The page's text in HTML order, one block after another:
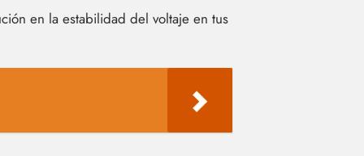
en la estabilidad del voltaje en tus